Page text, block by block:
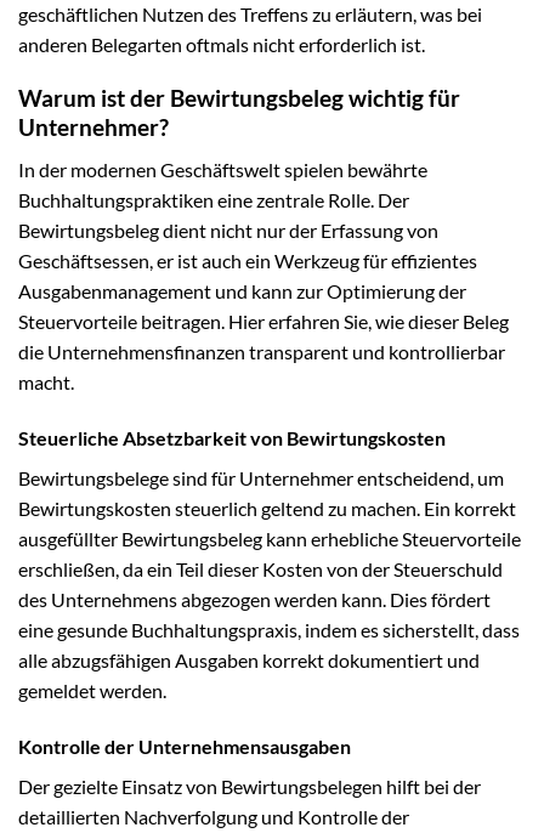
geschäftlichen Nutzen des Treffens zu erläutern, was bei
anderen Belegarten oftmals nicht erforderlich ist.
Warum ist der Bewirtungsbeleg wichtig für
Unternehmer?
In der modernen Geschäftswelt spielen bewährte
Buchhaltungspraktiken eine zentrale Rolle. Der
Bewirtungsbeleg dient nicht nur der Erfassung von
Geschäftsessen, er ist auch ein Werkzeug für effizientes
Ausgabenmanagement und kann zur Optimierung der
Steuervorteile beitragen. Hier erfahren Sie, wie dieser Beleg
die Unternehmensfinanzen transparent und kontrollierbar
macht.
Steuerliche Absetzbarkeit von Bewirtungskosten
Bewirtungsbelege sind für Unternehmer entscheidend, um
Bewirtungskosten steuerlich geltend zu machen. Ein korrekt
ausgefüllter Bewirtungsbeleg kann erhebliche Steuervorteile
erschließen, da ein Teil dieser Kosten von der Steuerschuld
des Unternehmens abgezogen werden kann. Dies fördert
eine gesunde Buchhaltungspraxis, indem es sicherstellt, dass
alle abzugsfähigen Ausgaben korrekt dokumentiert und
gemeldet werden.
Kontrolle der Unternehmensausgaben
Der gezielte Einsatz von Bewirtungsbelegen hilft bei der
detaillierten Nachverfolgung und Kontrolle der